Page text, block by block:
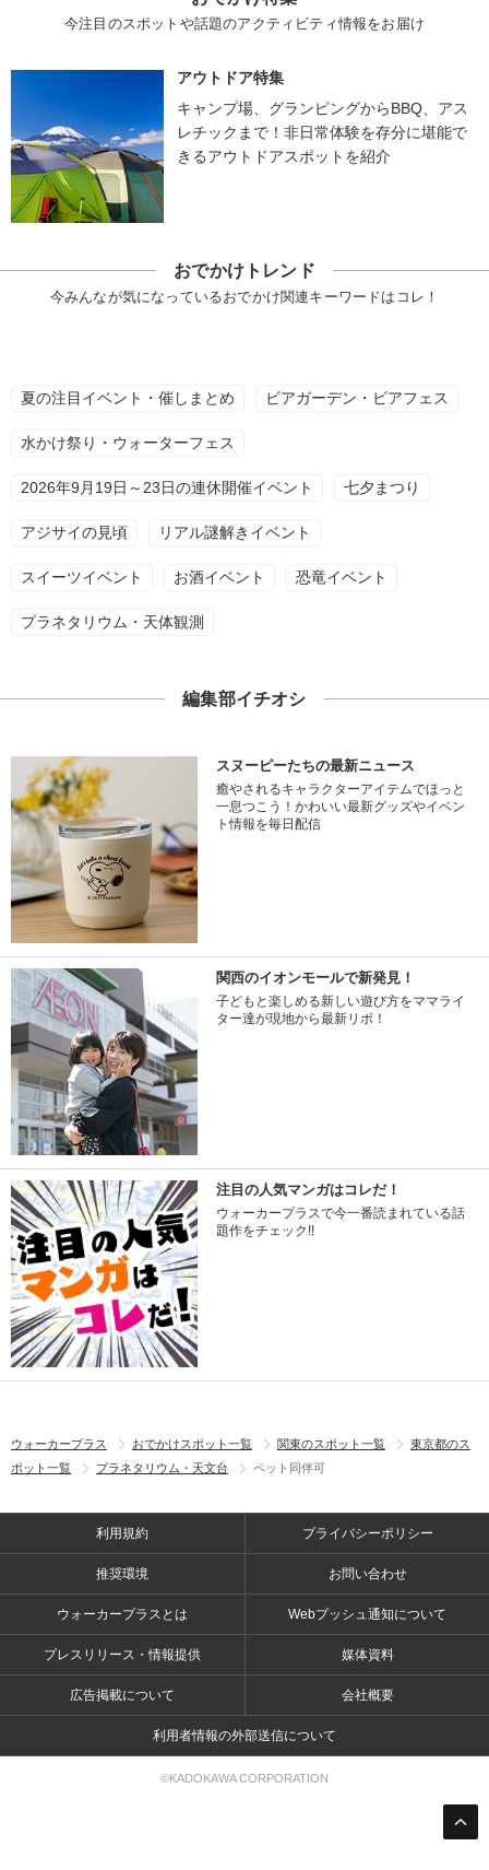
今注目のスポットや話題のアクティビティ情報をお届け
アウトドア特集
キャンプ場、グランピングからBBQ、アス
レチックまで！非日常体験を存分に堪能で
きるアウトドアスポットを紹介
おでかけトレンド
今みんなが気になっているおでかけ関連キーワードはコレ！
夏の注目イベント・催しまとめ ビアガーデン・ビアフェス
水かけ祭り・ウォーターフェス
2026年9月19日～23日の連休開催イベント 七夕まつり
アジサイの見頃 リアル謎解きイベント
スイーツイベント お酒イベント 恐竜イベント
プラネタリウム・天体観測
編集部イチオシ
スヌーピーたちの最新ニュース
癒やされるキャラクターアイテムでほっと
一息つこう！かわいい最新グッズやイベン
ト情報を毎日配信
関西のイオンモールで新発見！
子どもと楽しめる新しい遊び方をママライ
ター達が現地から最新リポ！
注目の人気マンガはコレだ！
ウォーカープラスで今一番読まれている話
題作をチェック!!
ウォーカープラス おでかけスポット一覧 関東のスポット一覧
東京都のス
ポット一覧
プラネタリウム・天文台 ペット同伴可
利用規約 プライバシーポリシー
推奨環境 お問い合わせ
ウォーカープラスとは Webプッシュ通知について
プレスリリース・情報提供 媒体資料
広告掲載について 会社概要
利用者情報の外部送信について
©KADOKAWA CORPORATION